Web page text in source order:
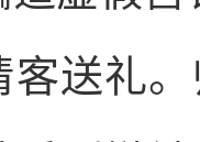
客送礼